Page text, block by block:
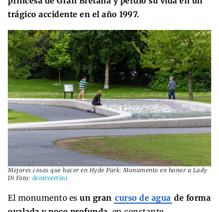
trágico accidente en el año 1997.
Mejores cosas que hacer en Hyde Park: Monumento en honor a Lady
Di Foto: dconvertini
El monumento es un gran curso de agua de forma